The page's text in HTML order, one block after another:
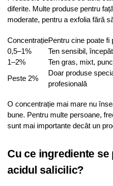
diferite. Multe produse pentru
moderate, pentru a exfolia fără
ConcentrațiePentru cine poate fi
0,5–1%
Ten sensibil,
1–2%
Ten gras, mixt,
Peste 2%
Doar produse
profesională
O concentrație mai mare nu
bune. Pentru multe persoane,
sunt mai importante decât un
Cu ce ingrediente
acidul salicilic?